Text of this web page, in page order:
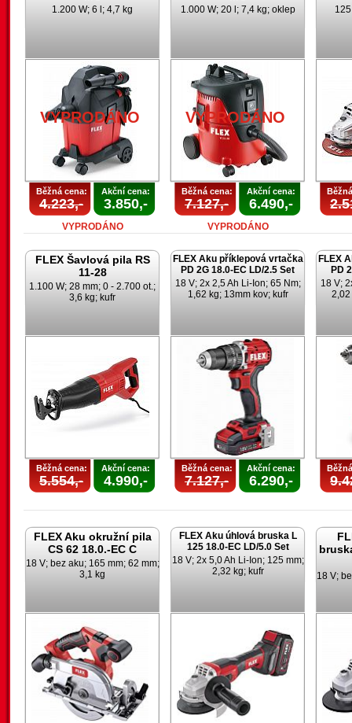
1.200 W; 6 l; 4,7 kg
VYPRODÁNO
Běžná cena:
4.223,-
Akční cena:
3.850,-
VYPRODÁNO
1.000 W; 20 l; 7,4 kg; oklep
VYPRODÁNO
Běžná cena:
7.127,-
Akční cena:
6.490,-
VYPRODÁNO
FLEX Šavlová pila RS
11-28
1.100 W; 28 mm; 0 - 2.700 ot.;
3,6 kg; kufr
Běžná cena:
5.554,-
Akční cena:
4.990,-
FLEX Aku příklepová vrtačka
PD 2G 18.0-EC LD/2.5 Set
18 V; 2x 2,5 Ah Li-Ion; 65 Nm;
1,62 kg; 13mm kov; kufr
Běžná cena:
7.127,-
Akční cena:
6.290,-
FLEX
PD
18 V;
2,02
FLEX Aku okružní pila
CS 62 18.0.-EC C
18 V; bez aku; 165 mm; 62 mm;
3,1 kg
FLEX Aku úhlová bruska L
125 18.0-EC LD/5.0 Set
18 V; 2x 5,0 Ah Li-Ion; 125 mm;
2,32 kg; kufr
18 V;